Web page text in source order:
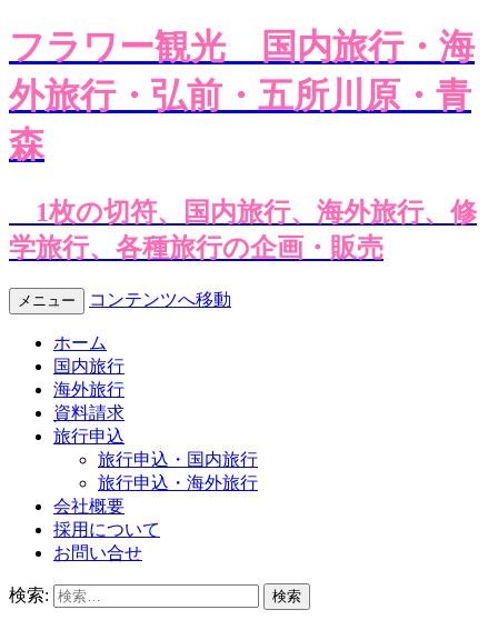
フラワー観光
国内旅行・海
外旅行・弘前・五所川原・青
森
1枚の切符、国内旅行、海外旅行、修
学旅行、各種旅行の企画・販売
メニュー コンテンツへ移動
ホーム
国内旅行
海外旅行
資料請求
旅行申込
旅行申込・国内旅行
旅行申込・海外旅行
会社概要
採用について
お問い合せ
検索: